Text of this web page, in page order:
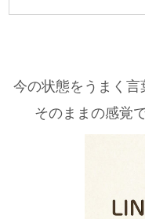
今の状態をうまく言
そのままの感覚